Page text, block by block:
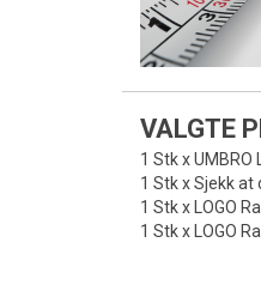
VALGTE
1 Stk x UMBRO
1 Stk x Sjekk
1 Stk x LOGO
1 Stk x LOGO